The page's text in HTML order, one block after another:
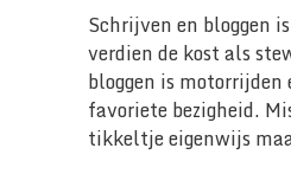
Schrijven en bloggen
verdien de kost als
bloggen is
favoriete bezigheid.
tikkeltje eigenwijs